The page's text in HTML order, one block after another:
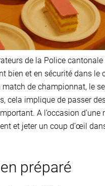
de la Police
bien et en sécurité dans le
de championnat, le
cela implique de passer
A l’occasion
et jeter un coup d’œil
préparé